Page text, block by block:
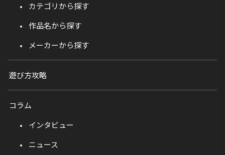
カテゴリから探す
作品名から探す
メーカーから探す
遊び方攻略
コラム
インタビュー
ニュース